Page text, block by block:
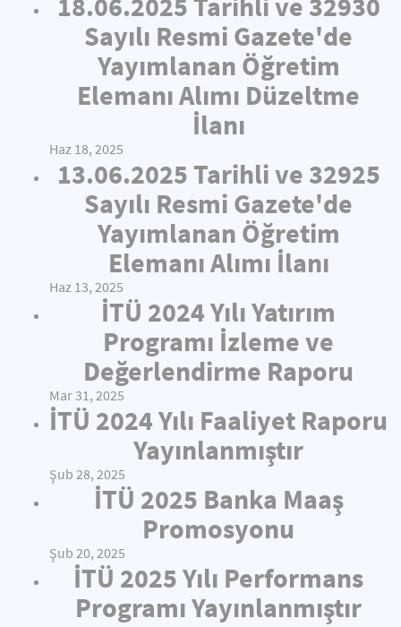
Sayılı Resmi Gazete'de
Yayımlanan Öğretim
Elemanı Alımı Düzeltme
İlanı
Haz 18, 2025
13.06.2025 Tarihli ve 32925
Sayılı Resmi Gazete'de
Yayımlanan Öğretim
Elemanı Alımı İlanı
Haz 13, 2025
İTÜ 2024 Yılı Yatırım
Programı İzleme ve
Değerlendirme Raporu
Mar 31, 2025
İTÜ 2024 Yılı Faaliyet Raporu
Yayınlanmıştır
Şub 28, 2025
İTÜ 2025 Banka Maaş
Promosyonu
Şub 20, 2025
İTÜ 2025 Yılı Performans
Programı Yayınlanmıştır